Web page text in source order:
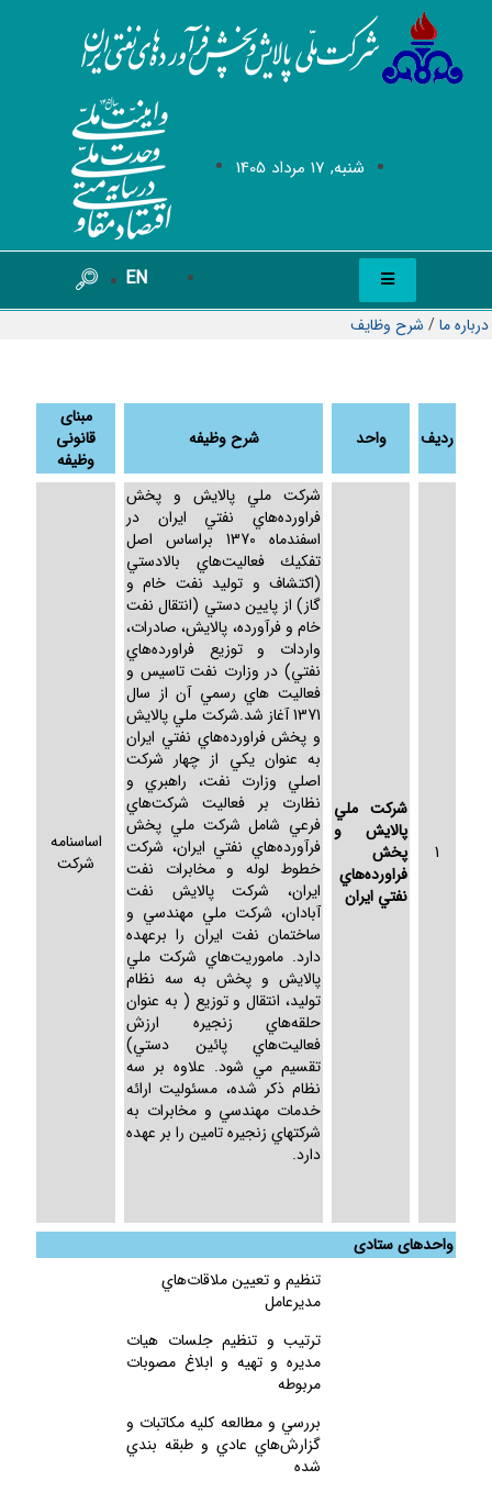
شنبه, 17 مرداد 1405
EN
درباره ما/ شرح وظایف
ردیف واحد شرح وظیفه
مبنای
قانونی
وظیفه
1
شركت ملي
پالايش و
پخش
فراورده‌هاي
نفتي ايران
شركت ملي پالايش و پخش
فراورده‌هاي نفتي ايران در
اسفندماه 1370 براساس اصل
تفكيك فعاليت‌هاي بالادستي
(اكتشاف و توليد نفت خام و
گاز) از پايين دستي (انتقال نفت
خام و فرآورده، پالايش، صادرات،
واردات و توزيع فراورده‌هاي
نفتي) در وزارت نفت تاسيس و
فعاليت هاي رسمي آن از سال
1371 آغاز شد.شركت ملي پالايش
و پخش فراورده‌هاي نفتي ايران
به عنوان يكي از چهار شركت
اصلي وزارت نفت، راهبري و
نظارت بر فعاليت‌ شركت‌هاي
فرعي شامل شركت ملي پخش
فرآورده‌هاي نفتي ايران، شركت
خطوط لوله و مخابرات نفت
ايران، شركت پالايش نفت
آبادان، شركت ملي مهندسي و
ساختمان نفت ايران را برعهده
دارد. ماموريت‌هاي شركت ملي
پالايش و پخش به سه نظام
توليد، انتقال و توزيع ( به عنوان
حلقه‌هاي زنجيره ارزش
فعاليت‌هاي پائين دستي)
تقسيم مي شود. علاوه بر سه
نظام ذكر شده، مسئوليت ارائه
خدمات مهندسي و مخابرات به
شركتهاي زنجيره تامين را بر عهده
دارد.
اساسنامه
شركت
واحدهای ستادی
تنظيم و تعيين ملاقات‌هاي
مديرعامل
ترتيب و تنظيم جلسات هيات
مديره و تهيه و ابلاغ مصوبات
مربوطه
بررسي و مطالعه كليه مكاتبات و
گزارش‌هاي عادي و طبقه بندي
شده